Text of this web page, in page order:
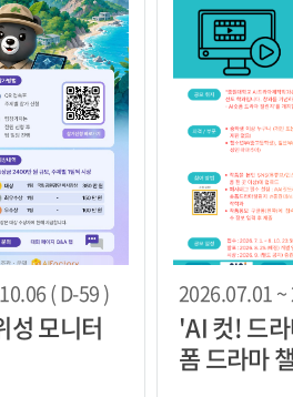
( D-59 )
성 모니터
2026.07.01 ~
'AI 컷! 드
폼 드라마